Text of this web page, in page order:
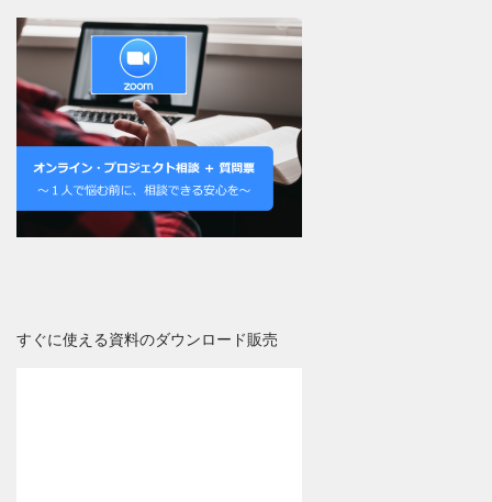
すぐに使える資料のダウンロード販売